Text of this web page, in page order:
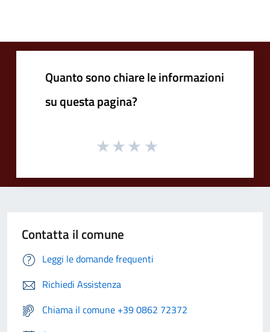
Quanto sono chiare le informazioni
su questa pagina?
Contatta il comune
Leggi le domande frequenti
Richiedi Assistenza
Chiama il comune +39 0862 72372